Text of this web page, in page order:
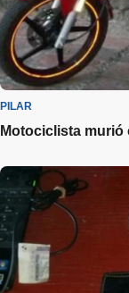
PILAR
Motociclista